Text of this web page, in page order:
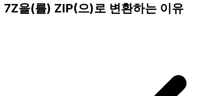
7Z을(를) ZIP(으)로 변환하는 이유